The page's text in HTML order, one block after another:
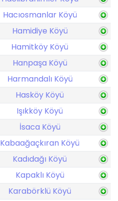
Hacıosmanlar Köyü
Hamidiye Köyü
Hamitköy Köyü
Hanpaşa Köyü
Harmandalı Köyü
Hasköy Köyü
Işıkköy Köyü
İsaca Köyü
Kabaağaçkıran Köyü
Kadıdağı Köyü
Kapaklı Köyü
Karabörklü Köyü